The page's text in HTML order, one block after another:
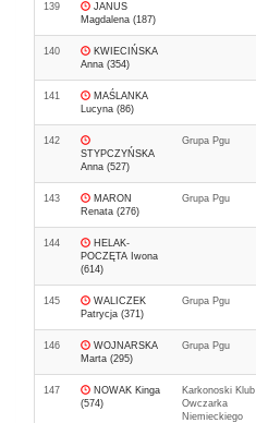
139
JANUS
Magdalena (187)
140
KWIECIŃSKA
Anna (354)
141
MAŚLANKA
Lucyna (86)
142
STYPCZYŃSKA
Anna (527)
Grupa Pgu
143
MARON
Renata (276)
Grupa Pgu
144
HELAK-
POCZĘTA Iwona
(614)
145
WALICZEK
Patrycja (371)
Grupa Pgu
146
WOJNARSKA
Marta (295)
Grupa Pgu
147
NOWAK Kinga
(574)
Karkonoski Klub
Owczarka
Niemieckiego